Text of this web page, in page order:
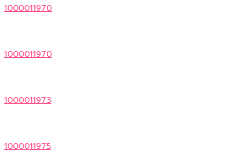
1000011970
1000011970
1000011973
1000011975